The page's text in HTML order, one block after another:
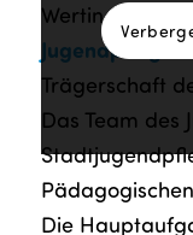
Wertingen und
Jugendpflege
Trägerschaft
Das Team des
Die